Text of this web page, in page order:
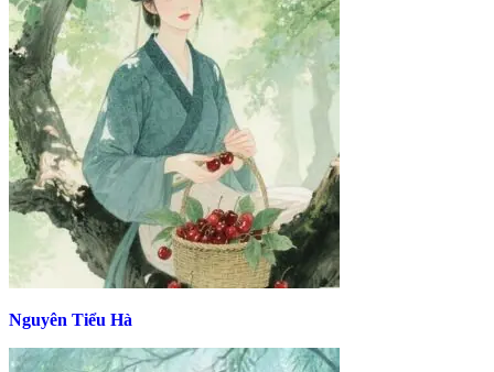
Nguyên Tiểu Hà